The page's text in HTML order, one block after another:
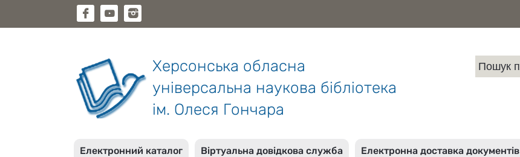
Херсонська обласна
універсальна наукова бібліотека
ім. Олеся Гончара
Електронний каталог Віртуальна довідкова служба Електронна доставка документів